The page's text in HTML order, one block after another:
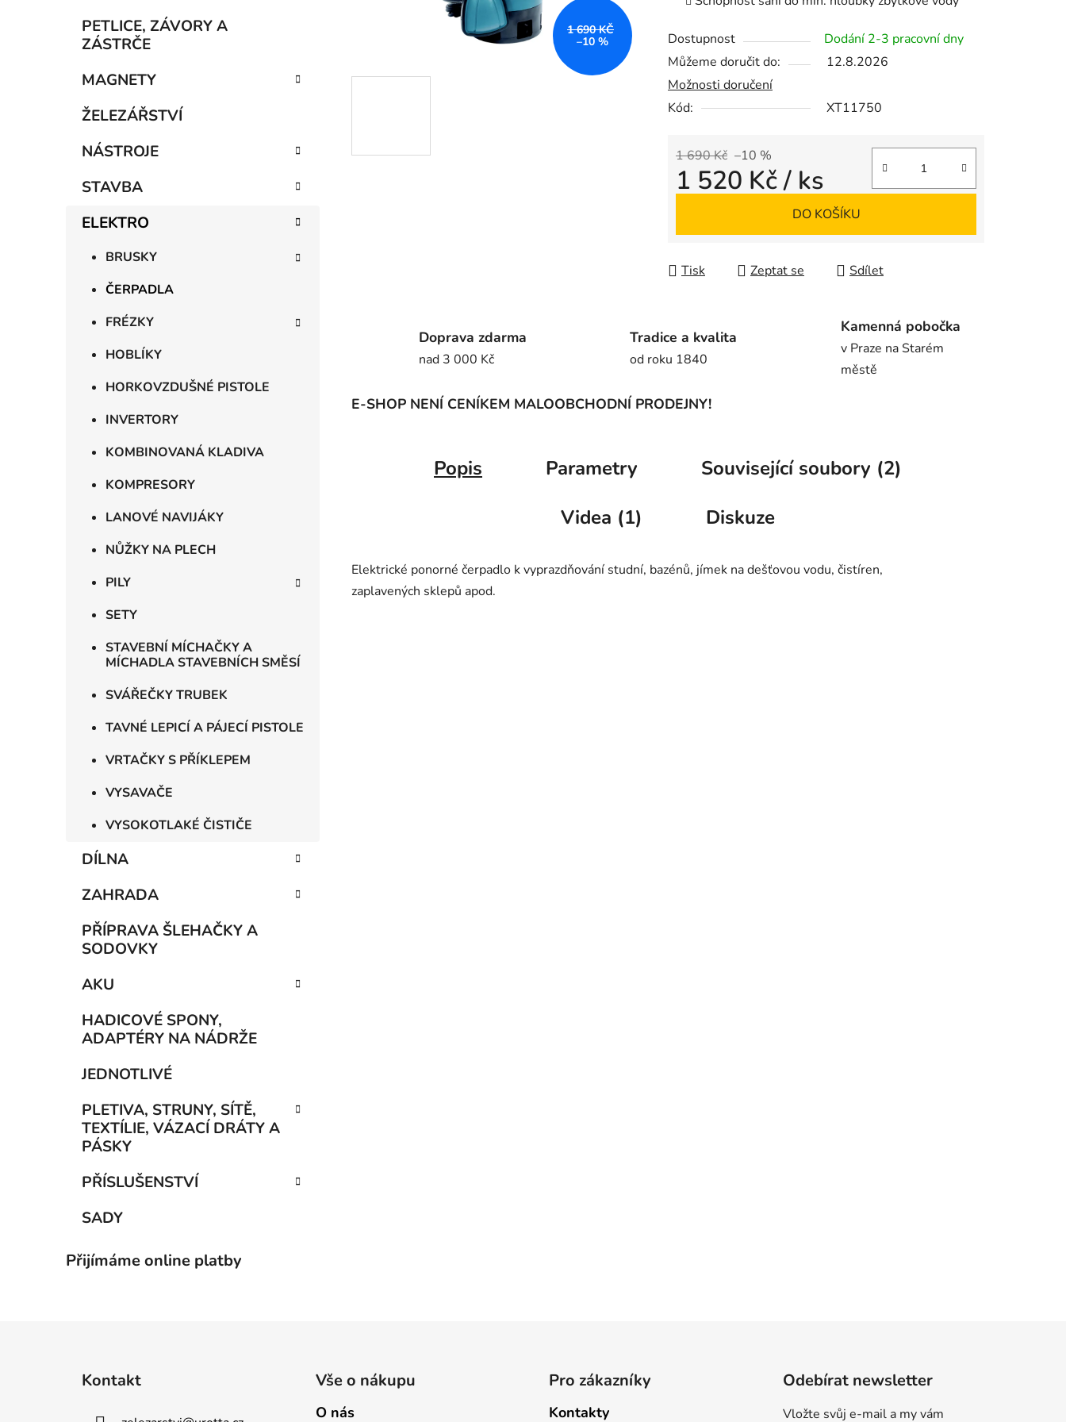
PETLICE, ZÁVORY A
ZÁSTRČE
MAGNETY
ŽELEZÁŘSTVÍ
NÁSTROJE
STAVBA
ELEKTRO
BRUSKY
ČERPADLA
FRÉZKY
HOBLÍKY
HORKOVZDUŠNÉ PISTOLE
INVERTORY
KOMBINOVANÁ KLADIVA
KOMPRESORY
LANOVÉ NAVIJÁKY
NŮŽKY NA PLECH
PILY
SETY
STAVEBNÍ MÍCHAČKY A
MÍCHADLA STAVEBNÍCH SMĚSÍ
SVÁŘEČKY TRUBEK
TAVNÉ LEPICÍ A PÁJECÍ PISTOLE
VRTAČKY S PŘÍKLEPEM
VYSAVAČE
VYSOKOTLAKÉ ČISTIČE
DÍLNA
ZAHRADA
PŘÍPRAVA ŠLEHAČKY A
SODOVKY
AKU
HADICOVÉ SPONY,
ADAPTÉRY NA NÁDRŽE
JEDNOTLIVÉ
PLETIVA, STRUNY, SÍTĚ,
TEXTÍLIE, VÁZACÍ DRÁTY A
PÁSKY
PŘÍSLUŠENSTVÍ
SADY
Přijímáme online platby
5
hvězdiček.
Dostupnost
Dodání 2-3 pracovní dny
Můžeme doručit do:
12.8.2026
Možnosti doručení
Kód:
XT11750
1 690 Kč –10 %
1 520 Kč/ ks
DO KOŠÍKU
Tisk Zeptat se Sdílet
1 690 KČ
–10 %
Doprava zdarma
nad 3 000 Kč
Tradice a kvalita
od roku 1840
Kamenná pobočka
v Praze na Starém
městě
E-SHOP NENÍ CENÍKEM MALOOBCHODNÍ PRODEJNY!
Popis Parametry
Související soubory (2)
Videa (1)
Diskuze
Elektrické ponorné čerpadlo k vyprazdňování studní, bazénů, jímek na dešťovou vodu, čistíren,
zaplavených sklepů apod.
Kontakt Vše o nákupu
O nás
Pro zákazníky
Kontakty
Odebírat newsletter
Vložte svůj e-mail a my vám